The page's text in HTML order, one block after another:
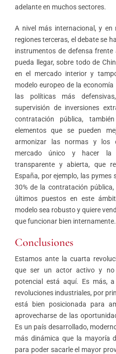
adelante en muchos sectores.
A nivel más internacional, y
regiones terceras, el debate se
instrumentos de defensa
pueda llegar, sobre todo de
en el mercado interior y
modelo europeo de la
las políticas más
supervisión de inversiones
contratación pública,
elementos que se pueden
armonizar las normas y los
mercado único y hacer la
transparente y abierta, que
España, por ejemplo, las pymes
30% de la contratación
últimos puestos en este
modelo sea robusto y quiere
que funcionar bien internamente.
Conclusiones
Estamos ante la cuarta
que ser un actor activo y no
potencial está aquí. Es más,
revoluciones industriales, por
está bien posicionada para
aprovecharse de las
Es un país desarrollado,
más dinámica que la mayoría
para poder sacarle el mayor